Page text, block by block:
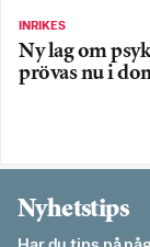
INRIKES
Ny lag om
prövas nu i
Nyhetstips